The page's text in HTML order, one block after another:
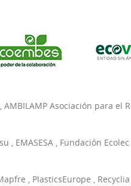
AMBILAMP Asociación para el
EMASESA Fundación Ecolec
PlasticsEurope Recyclia